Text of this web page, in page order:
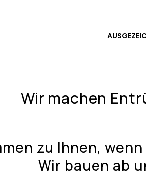
Wir machen
zu Ihnen,
Wir bauen ab